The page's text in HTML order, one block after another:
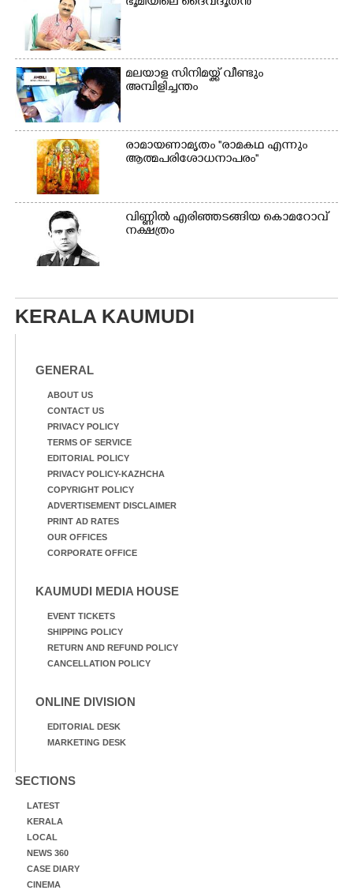
കുട്ടികൾ
മലയാള സിനിമയ്ക്ക് വീണ്ടും
അമ്പിളിച്ചന്തം
രാമായണാമൃതം ''രാമകഥ എന്നും
ആത്മപരിശോധനാപരം''
വി​ണ്ണി​ൽ​ ​എ​രി​ഞ്ഞ​ട​ങ്ങിയ കൊ​മ​റോ​വ് ​
ന​ക്ഷ​ത്രം
KERALA KAUMUDI
GENERAL
ABOUT US
CONTACT US
PRIVACY POLICY
TERMS OF SERVICE
EDITORIAL POLICY
PRIVACY POLICY-KAZHCHA
COPYRIGHT POLICY
ADVERTISEMENT DISCLAIMER
PRINT AD RATES
OUR OFFICES
CORPORATE OFFICE
KAUMUDI MEDIA HOUSE
EVENT TICKETS
SHIPPING POLICY
RETURN AND REFUND POLICY
CANCELLATION POLICY
ONLINE DIVISION
EDITORIAL DESK
MARKETING DESK
SECTIONS
LATEST
KERALA
LOCAL
NEWS 360
CASE DIARY
CINEMA